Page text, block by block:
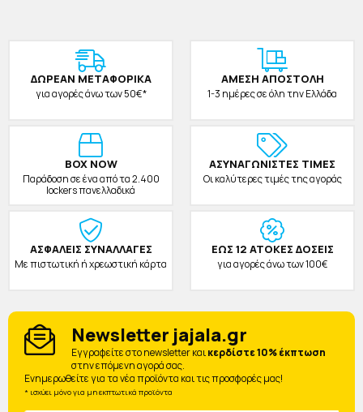
ΔΩΡΕAΝ ΜΕΤΑΦΟΡΙΚΑ
για αγορές άνω των 50€*
ΑΜΕΣΗ ΑΠΟΣΤΟΛΗ
1-3 ημέρες σε όλη την Ελλάδα
BOX NOW
Παράδοση σε ένα από τα 2.400
lockers πανελλαδικά
ΑΣΥΝΑΓΩΝΙΣΤΕΣ ΤΙΜΕΣ
Οι καλύτερες τιμές της αγοράς
ΑΣΦΑΛΕΙΣ ΣΥΝΑΛΛΑΓΕΣ
Με πιστωτική ή χρεωστική κάρτα
ΕΩΣ 12 ΑΤΟΚΕΣ ΔΟΣΕΙΣ
για αγορές άνω των 100€
Newsletter jajala.gr
Eγγραφείτε στο newsletter καικερδίστε 10% έκπτωση
στην επόμενη αγορά σας.
Ενημερωθείτε για τα νέα προϊόντα και τις προσφορές μας!
* ισχύει μόνο για μη εκπτωτικά προϊόντα